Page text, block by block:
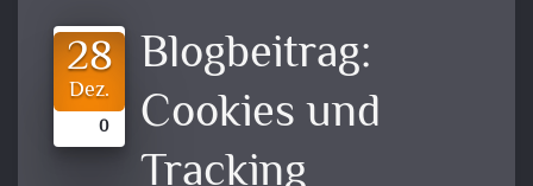
28
Dez.
0
Blogbeitrag:
Cookies und